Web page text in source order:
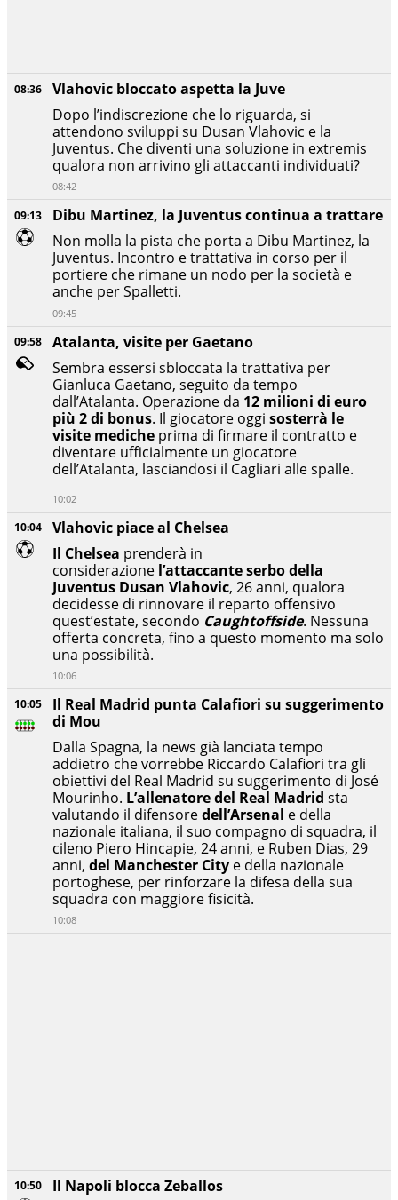
10:50
Il Napoli blocca Zeballos
10:05
Il Real Madrid punta Calafiori su suggerimento
di Mou
Dalla Spagna, la news già lanciata tempo
addietro che vorrebbe Riccardo Calafiori tra gli
obiettivi del Real Madrid su suggerimento di José
Mourinho. L’allenatore del Real Madrid sta
valutando il difensoredell’Arsenal e della
nazionale italiana, il suo compagno di squadra, il
cileno Piero Hincapie, 24 anni, e Ruben Dias, 29
anni, del Manchester City e della nazionale
portoghese, per rinforzare la difesa della sua
squadra con maggiore fisicità.
10:08
10:04
Vlahovic piace al Chelsea
Il Chelsea prenderà in
considerazione l’attaccante serbo della
Juventus Dusan Vlahovic, 26 anni, qualora
decidesse di rinnovare il reparto offensivo
quest’estate, secondo Caughtoffside. Nessuna
offerta concreta, fino a questo momento ma solo
una possibilità.
10:06
09:58
Atalanta, visite per Gaetano
Sembra essersi sbloccata la trattativa per
Gianluca Gaetano, seguito da tempo
dall’Atalanta. Operazione da 12 milioni di euro
più 2 di bonus. Il giocatore oggi sosterrà le
visite mediche prima di firmare il contratto e
diventare ufficialmente un giocatore
dell’Atalanta, lasciandosi il Cagliari alle spalle.
10:02
09:13
Dibu Martinez, la Juventus continua a trattare
Non molla la pista che porta a Dibu Martinez, la
Juventus. Incontro e trattativa in corso per il
portiere che rimane un nodo per la società e
anche per Spalletti.
09:45
08:36
Vlahovic bloccato aspetta la Juve
Dopo l’indiscrezione che lo riguarda, si
attendono sviluppi su Dusan Vlahovic e la
Juventus. Che diventi una soluzione in extremis
qualora non arrivino gli attaccanti individuati?
08:42